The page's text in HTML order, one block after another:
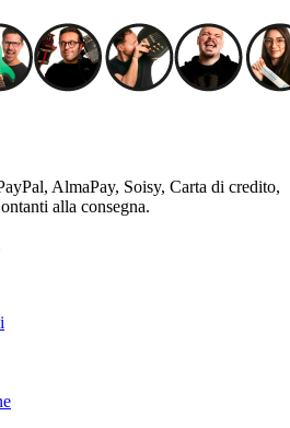
AlmaPay, Soisy, Carta di credito,
alla consegna.